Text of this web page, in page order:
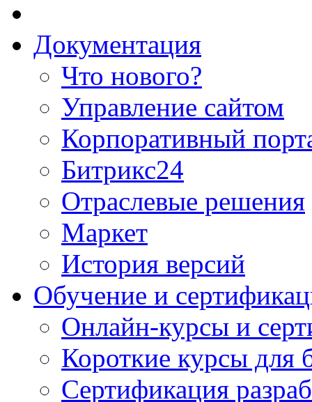
Документация
Что нового?
Управление сайтом
Корпоративный
Битрикс24
Отраслевые решения
Маркет
История версий
Обучение и
Онлайн-курсы и
Короткие курсы для
Сертификация